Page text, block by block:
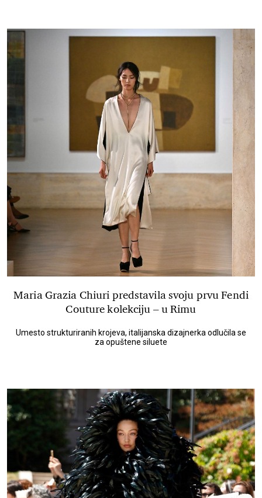
Maria Grazia Chiuri predstavila svoju prvu Fendi
Couture kolekciju – u Rimu
Umesto strukturiranih krojeva, italijanska dizajnerka odlučila se
za opuštene siluete